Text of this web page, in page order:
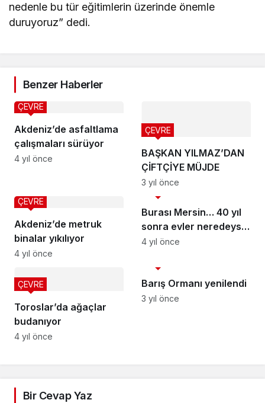
nedenle bu tür eğitimlerin üzerinde önemle
duruyoruz” dedi.
Benzer Haberler
Akdeniz’de asfaltlama
çalışmaları sürüyor
ÇEVRE
4 yıl önce
BAŞKAN YILMAZ’DAN
ÇİFTÇİYE MÜJDE
ÇEVRE
3 yıl önce
Akdeniz’de metruk
binalar yıkılıyor
ÇEVRE
4 yıl önce
Burası Mersin… 40 yıl
sonra evler neredeyse
kara gömüldü
ÇEVRE
4 yıl önce
Toroslar’da ağaçlar
budanıyor
ÇEVRE
4 yıl önce
Barış Ormanı yenilendi
3 yıl önce
Bir Cevap Yaz